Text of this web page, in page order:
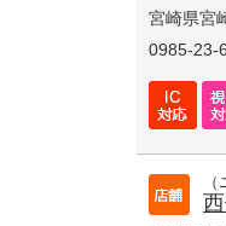
宮崎県宮
0985-23-